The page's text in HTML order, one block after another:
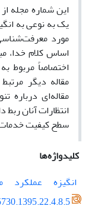
این شماره مجله
یک به نوعی به
مورد
اساس کلام خدا،
اختصاصاً مربوط
مقاله دیگر
مقاله‌ای درباره
انتظارات آنان
سطح کیفیت
کلیدواژه‌ها
انگیزه
عملکرد